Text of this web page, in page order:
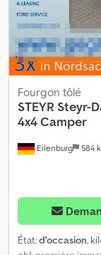
Eilenburg 584
Fourgon tôlé
STEYR Steyr-
4x4 Camper
État:d'occasion,